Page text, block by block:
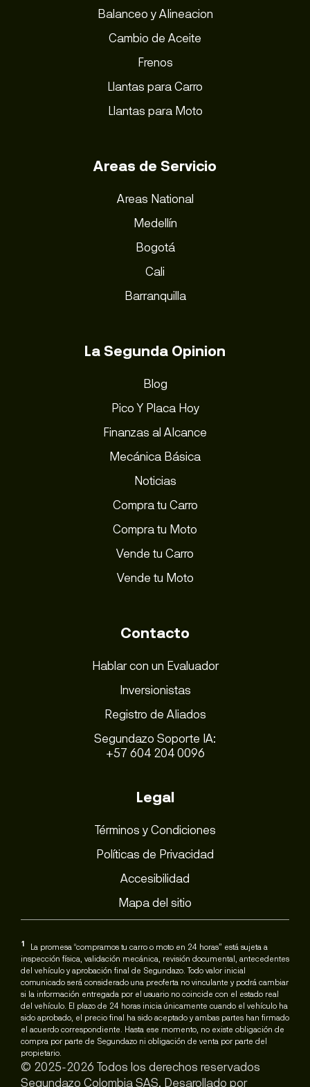
Balanceo y Alineacion
Cambio de Aceite
Frenos
Llantas para Carro
Llantas para Moto
Areas de Servicio
Areas National
Medellín
Bogotá
Cali
Barranquilla
La Segunda Opinion
Blog
Pico Y Placa Hoy
Finanzas al Alcance
Mecánica Básica
Noticias
Compra tu Carro
Compra tu Moto
Vende tu Carro
Vende tu Moto
Contacto
Hablar con un Evaluador
Inversionistas
Registro de Aliados
Segundazo Soporte IA:
+57 604 204 0096
Legal
Términos y Condiciones
Políticas de Privacidad
Accesibilidad
Mapa del sitio
1
La promesa “compramos tu carro o moto en 24 horas” está sujeta a
inspección física, validación mecánica, revisión documental, antecedentes
del vehículo y aprobación final de Segundazo. Todo valor inicial
comunicado será considerado una preoferta no vinculante y podrá cambiar
si la información entregada por el usuario no coincide con el estado real
del vehículo. El plazo de 24 horas inicia únicamente cuando el vehículo ha
sido aprobado, el precio final ha sido aceptado y ambas partes han firmado
el acuerdo correspondiente. Hasta ese momento, no existe obligación de
compra por parte de Segundazo ni obligación de venta por parte del
propietario.
© 2025-2026 Todos los derechos reservados
Segundazo Colombia SAS. Desarollado por